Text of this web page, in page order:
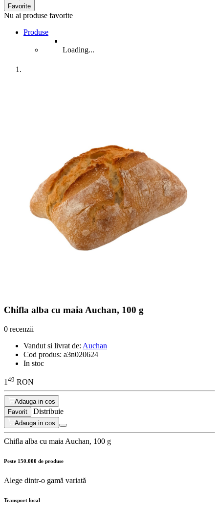
Favorite
Nu ai produse favorite
Produse
Loading...
Chifla alba cu maia Auchan, 100 g
0 recenzii
Vandut si livrat de: Auchan
Cod produs: a3n020624
In stoc
1 49 RON
Adauga in cos
Favorit
Distribuie
Adauga in cos
Chifla alba cu maia Auchan, 100 g
Peste 150.000 de produse
Alege dintr-o gamă variată
Transport local